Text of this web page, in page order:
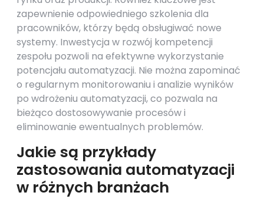
zapewnienie odpowiedniego szkolenia dla
pracowników, którzy będą obsługiwać nowe
systemy. Inwestycja w rozwój kompetencji
zespołu pozwoli na efektywne wykorzystanie
potencjału automatyzacji. Nie można zapominać
o regularnym monitorowaniu i analizie wyników
po wdrożeniu automatyzacji, co pozwala na
bieżąco dostosowywanie procesów i
eliminowanie ewentualnych problemów.
Jakie są przykłady
zastosowania automatyzacji
w różnych branżach